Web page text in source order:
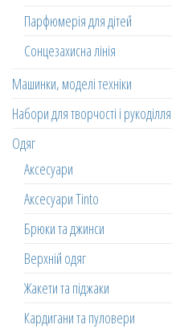
Парфюмерія для дітей
Сонцезахисна лінія
Машинки, моделі техніки
Набори для творчості і рукоділля
Одяг
Аксесуари
Аксесуари Tinto
Брюки та джинси
Верхній одяг
Жакети та піджаки
Кардигани та пуловери